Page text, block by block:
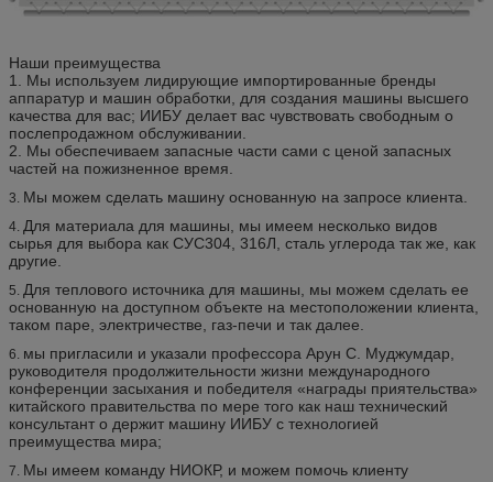
Наши преимущества
1. Мы используем лидирующие импортированные бренды
аппаратур и машин обработки, для создания машины высшего
качества для вас; ИИБУ делает вас чувствовать свободным о
послепродажном обслуживании.
2. Мы обеспечиваем запасные части сами с ценой запасных
частей на пожизненное время.
3. Мы можем сделать машину основанную на запросе клиента.
4. Для материала для машины, мы имеем несколько видов
сырья для выбора как СУС304, 316Л, сталь углерода так же, как
другие.
5. Для теплового источника для машины, мы можем сделать ее
основанную на доступном объекте на местоположении клиента,
таком паре, электричестве, газ-печи и так далее.
6. мы пригласили и указали профессора Арун С. Муджумдар,
руководителя продолжительности жизни международного
конференции засыхания и победителя «награды приятельства»
китайского правительства по мере того как наш технический
консультант о держит машину ИИБУ с технологией
преимущества мира;
7. Мы имеем команду НИОКР, и можем помочь клиенту